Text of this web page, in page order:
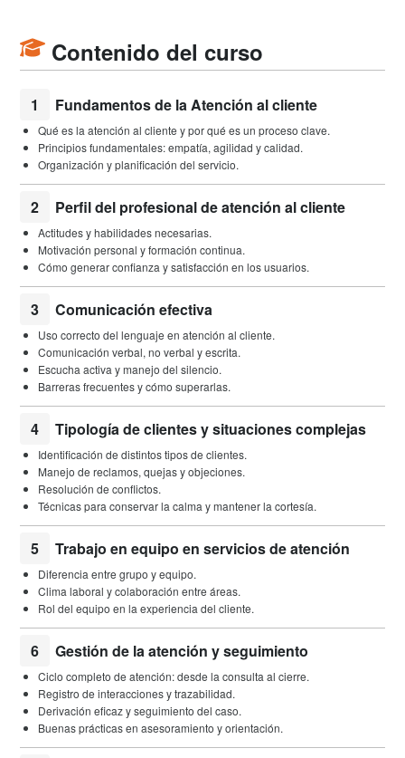
Contenido del curso
1 Fundamentos de la Atención al cliente
Qué es la atención al cliente y por qué es un proceso clave.
Principios fundamentales: empatía, agilidad y calidad.
Organización y planificación del servicio.
2 Perfil del profesional de atención al cliente
Actitudes y habilidades necesarias.
Motivación personal y formación continua.
Cómo generar confianza y satisfacción en los usuarios.
3 Comunicación efectiva
Uso correcto del lenguaje en atención al cliente.
Comunicación verbal, no verbal y escrita.
Escucha activa y manejo del silencio.
Barreras frecuentes y cómo superarlas.
4 Tipología de clientes y situaciones complejas
Identificación de distintos tipos de clientes.
Manejo de reclamos, quejas y objeciones.
Resolución de conflictos.
Técnicas para conservar la calma y mantener la cortesía.
5 Trabajo en equipo en servicios de atención
Diferencia entre grupo y equipo.
Clima laboral y colaboración entre áreas.
Rol del equipo en la experiencia del cliente.
6 Gestión de la atención y seguimiento
Ciclo completo de atención: desde la consulta al cierre.
Registro de interacciones y trazabilidad.
Derivación eficaz y seguimiento del caso.
Buenas prácticas en asesoramiento y orientación.